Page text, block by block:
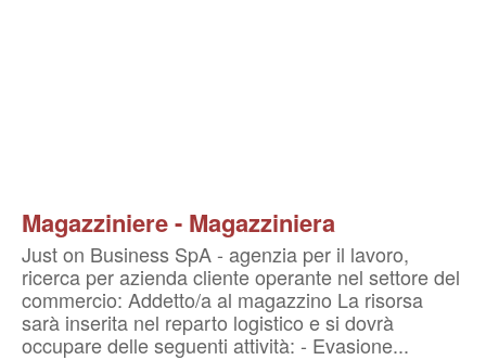
Magazziniere - Magazziniera
Just on Business SpA - agenzia per il lavoro,
ricerca per azienda cliente operante nel settore del
commercio: Addetto/a al magazzino La risorsa
sarà inserita nel reparto logistico e si dovrà
occupare delle seguenti attività: - Evasione...